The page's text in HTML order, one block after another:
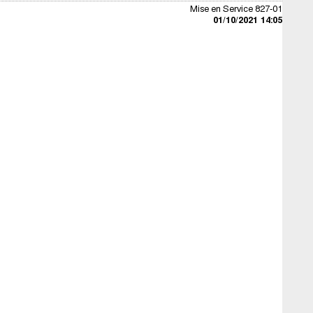
Mise en Service 827-01
01/10/2021 14:05